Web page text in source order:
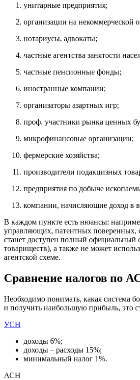
унитарные предприятия;
организации на некоммерческой
нотариусы, адвокаты;
частные агентства занятости
частные пенсионные фонды;
иностранные компании;
организаторы азартных игр;
проф. участники рынка ценных
микрофинансовые организации;
фермерские хозяйства;
производители подакцизных
предприятия по добыче
компании, начисляющие доход в
В каждом пункте есть нюансы:
управляющих, патентных поверенных,
станет доступен полный официальный
товариществ), а также не может
агентской схеме.
Сравнение налогов по
Необходимо понимать, какая система
и получить наибольшую прибыль, это
УСН
доходы 6%;
доходы – расходы 15%;
минимальный налог 1%.
АСН